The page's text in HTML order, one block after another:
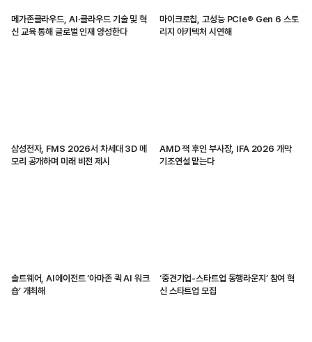
메가존클라우드, AI·클라우드 기술 및 혁
신 교육 통해 글로벌 인재 양성한다
마이크로칩, 고성능 PCIe® Gen 6 스토
리지 아키텍처 시연해
삼성전자, FMS 2026서 차세대 3D 메
모리 공개하며 미래 비전 제시
AMD 잭 후인 부사장, IFA 2026 개막
기조연설 맡는다
솔트웨어, AI에이전트 ‘아마존 퀵 AI 워크
숍’ 개최해
‘중견기업-스타트업 동행라운지’ 참여 혁
신 스타트업 모집